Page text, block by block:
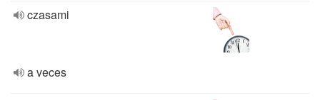
czasami
a veces